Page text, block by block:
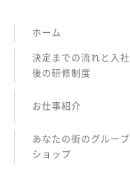
ホーム
決定までの流れと入社
後の研修制度
お仕事紹介
あなたの街のグループ
ショップ